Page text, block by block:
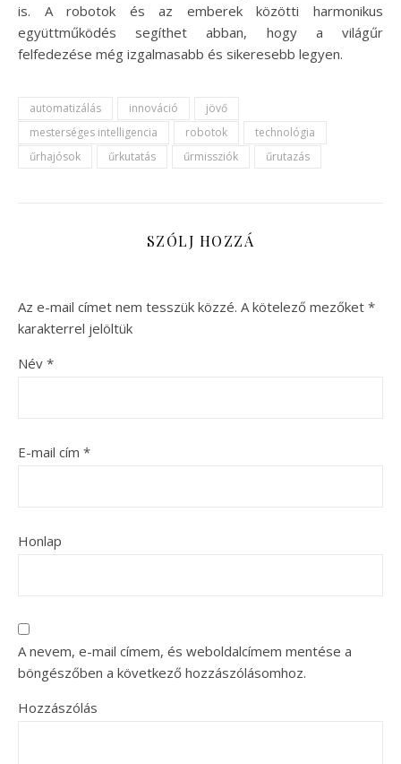
is. A robotok és az emberek közötti harmonikus
együttműködés segíthet abban, hogy a világűr
felfedezése még izgalmasabb és sikeresebb legyen.
automatizálás innováció
jövő
mesterséges intelligencia
robotok
technológia
űrhajósok
űrkutatás űrmissziók űrutazás
SZÓLJ HOZZÁ
Az e-mail címet nem tesszük közzé. A kötelező mezőket *
karakterrel jelöltük
Név *
E-mail cím *
Honlap
A nevem, e-mail címem, és weboldalcímem mentése a
böngészőben a következő hozzászólásomhoz.
Hozzászólás